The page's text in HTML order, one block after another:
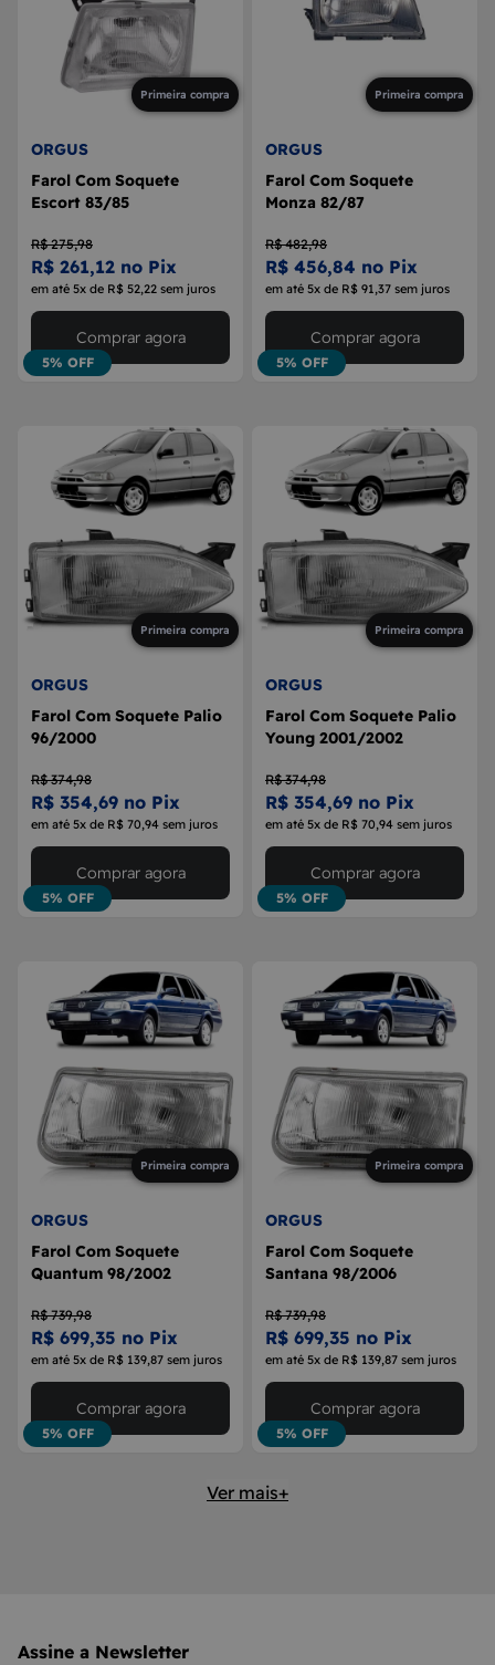
Primeira compra
ORGUS
Farol Com Soquete
Escort 83/85
R$ 275,98
R$ 261,12 no Pix
em até 5x de R$ 52,22 sem juros
5% OFF
Comprar agora
Primeira compra
ORGUS
Farol Com Soquete
Monza 82/87
R$ 482,98
R$ 456,84 no Pix
em até 5x de R$ 91,37 sem juros
5% OFF
Comprar agora
Primeira compra
ORGUS
Farol Com Soquete Palio
96/2000
R$ 374,98
R$ 354,69 no Pix
em até 5x de R$ 70,94 sem juros
5% OFF
Comprar agora
Primeira compra
ORGUS
Farol Com Soquete Palio
Young 2001/2002
R$ 374,98
R$ 354,69 no Pix
em até 5x de R$ 70,94 sem juros
5% OFF
Comprar agora
Primeira compra
ORGUS
Farol Com Soquete
Quantum 98/2002
R$ 739,98
R$ 699,35 no Pix
em até 5x de R$ 139,87 sem juros
5% OFF
Comprar agora
Primeira compra
ORGUS
Farol Com Soquete
Santana 98/2006
R$ 739,98
R$ 699,35 no Pix
em até 5x de R$ 139,87 sem juros
5% OFF
Comprar agora
Ver mais+
Assine a Newsletter